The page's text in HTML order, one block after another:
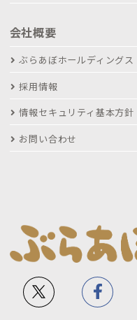
会社概要
ぶらあぼホールディングス
採用情報
情報セキュリティ基本方針
お問い合わせ